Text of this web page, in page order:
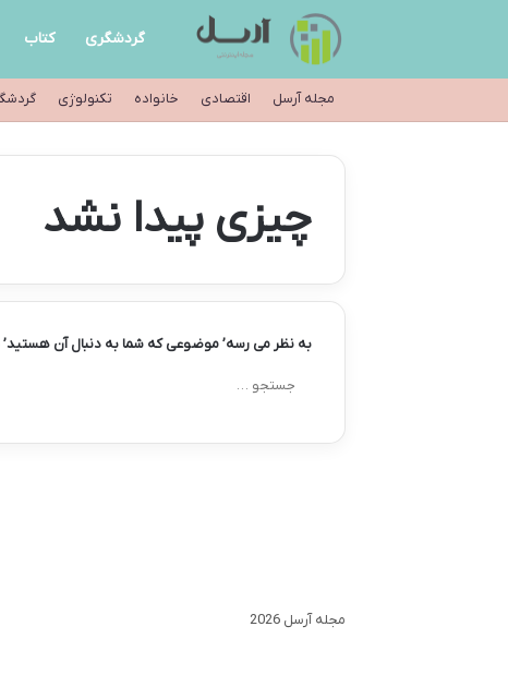
گردشگری کتاب
مجله آرسل اقتصادی خانواده تکنولوژی
چیزی پیدا نشد
به نظر می رسه’ موضوعی که شما به دنبال آن
مجله آرسل 2026